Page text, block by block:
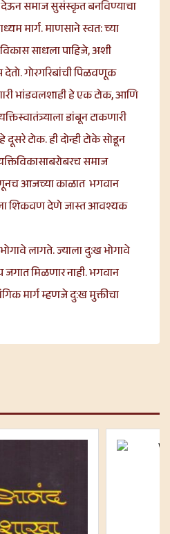
देऊन समाज सुसंस्कृत बनविण्याचा
मार्ग. माणसाने स्वत: च्या
साधला पाहिजे, अशी
गोरगरिबांची पिळवणूक
भांडवलशाही हे एक टोक, आणि
डांबून टाकणारी
टोक. ही दोन्ही टोके सोडून
समाज
आजच्या काळात भगवान
शिकवण देणे जास्त आवश्यक
लागते. ज्याला दु:ख भोगावे
मिळणार नाही. भगवान
मार्ग म्हणजे दु:ख मुक्तीचा